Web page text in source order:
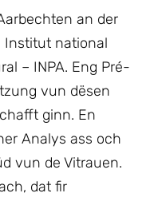
an der
Institut national
– INPA. Eng Pré-
vun dësen
ginn. En
Analys ass och
vun de Vitrauen.
dat fir